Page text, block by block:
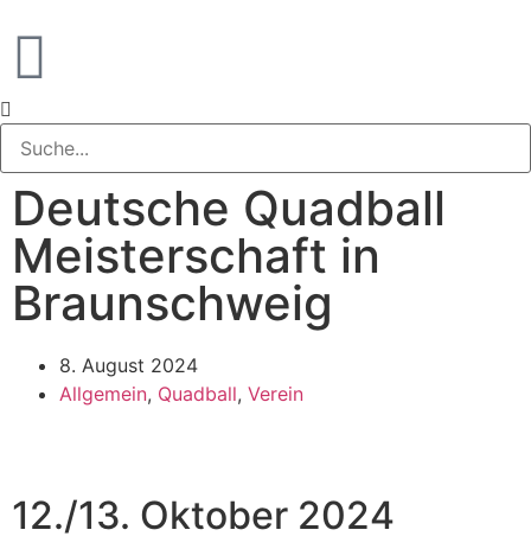
Deutsche Quadball
Meisterschaft in
Braunschweig
8. August 2024
Allgemein, Quadball, Verein
12./13. Oktober 2024